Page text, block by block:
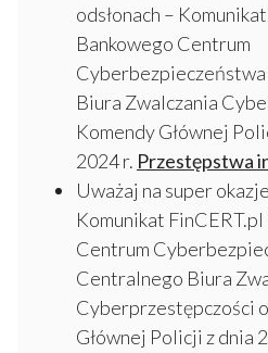
odsłonach –
Bankowego Centrum
Biura Zwalczania
Komendy Głównej
2024 r. Przestępstwa
Uważaj na super
Komunikat
Centrum
Centralnego Biura
Cyberprzestępczości
Głównej Policji z dnia